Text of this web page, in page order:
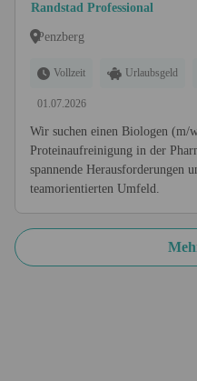
Randstad Professional
Penzberg
Vollzeit Urlaubsgeld
01.07.2026
Wir suchen einen Biologen (m/
Proteinaufreinigung in der
spannende Herausforderungen
teamorientierten Umfeld.